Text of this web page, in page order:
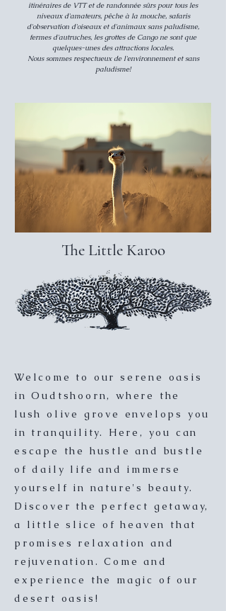
itinéraires de VTT et de randonnée sûrs pour tous les
niveaux d'amateurs, pêche à la mouche, safaris
d'observation d'oiseaux et d'animaux sans paludisme,
fermes d'autruches, les grottes de Cango ne sont que
quelques-unes des attractions locales.
Nous sommes respectueux de l'environnement et sans
paludisme!
The Little Karoo
Welcome to our serene oasis
in Oudtshoorn, where the
lush olive grove envelops you
in tranquility. Here, you can
escape the hustle and bustle
of daily life and immerse
yourself in nature's beauty.
Discover the perfect getaway,
a little slice of heaven that
promises relaxation and
rejuvenation. Come and
experience the magic of our
desert oasis!